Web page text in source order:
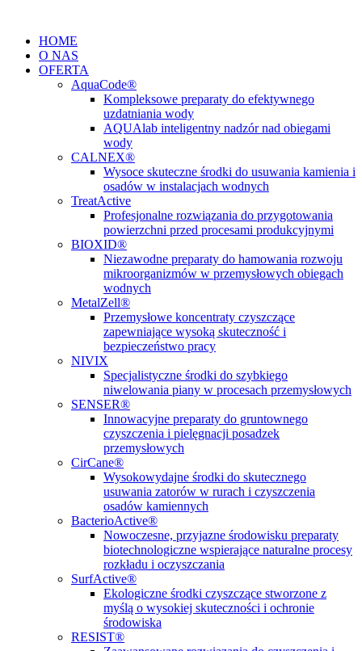
treści
HOME
O NAS
OFERTA
AquaCode®
Kompleksowe preparaty do efektywnego
uzdatniania wody
AQUAlab inteligentny nadzór nad obiegami
wody
CALNEX®
Wysoce skuteczne środki do usuwania kamienia i
osadów w instalacjach wodnych
TreatActive
Profesjonalne rozwiązania do przygotowania
powierzchni przed procesami produkcyjnymi
BIOXID®
Niezawodne preparaty do hamowania rozwoju
mikroorganizmów w przemysłowych obiegach
wodnych
MetalZell®
Przemysłowe koncentraty czyszczące
zapewniające wysoką skuteczność i
bezpieczeństwo pracy
NIVIX
Specjalistyczne środki do szybkiego
niwelowania piany w procesach przemysłowych
SENSER®
Innowacyjne preparaty do gruntownego
czyszczenia i pielęgnacji posadzek
przemysłowych
CirCane®
Wysokowydajne środki do skutecznego
usuwania zatorów w rurach i czyszczenia
osadów kamiennych
BacterioActive®
Nowoczesne, przyjazne środowisku preparaty
biotechnologiczne wspierające naturalne procesy
rozkładu i oczyszczania
SurfActive®
Ekologiczne środki czyszczące stworzone z
myślą o wysokiej skuteczności i ochronie
środowiska
RESIST®